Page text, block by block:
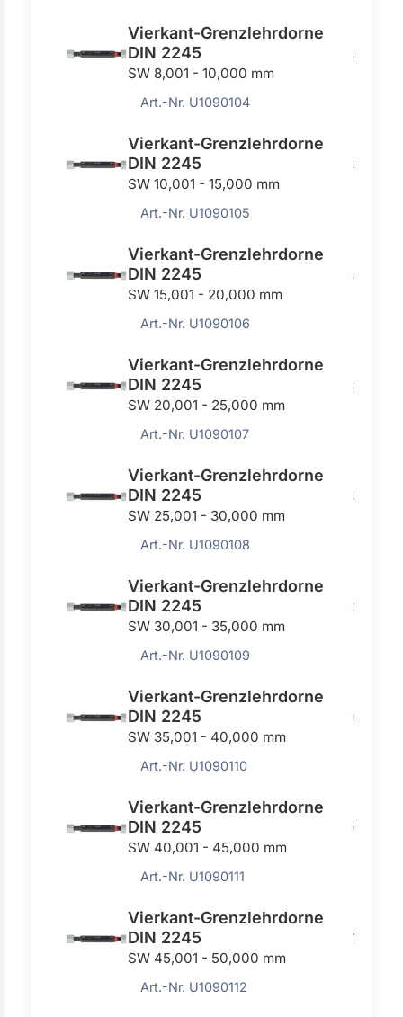
Vierkant-Grenzlehrdorne
DIN 2245
SW 8,001 - 10,000 mm
Art.-Nr. U1090104
Vierkant-Grenzlehrdorne
DIN 2245
SW 10,001 - 15,000 mm
Art.-Nr. U1090105
Vierkant-Grenzlehrdorne
DIN 2245
SW 15,001 - 20,000 mm
Art.-Nr. U1090106
Vierkant-Grenzlehrdorne
DIN 2245
SW 20,001 - 25,000 mm
Art.-Nr. U1090107
Vierkant-Grenzlehrdorne
DIN 2245
SW 25,001 - 30,000 mm
Art.-Nr. U1090108
Vierkant-Grenzlehrdorne
DIN 2245
SW 30,001 - 35,000 mm
Art.-Nr. U1090109
Vierkant-Grenzlehrdorne
DIN 2245
SW 35,001 - 40,000 mm
Art.-Nr. U1090110
Vierkant-Grenzlehrdorne
DIN 2245
SW 40,001 - 45,000 mm
Art.-Nr. U1090111
Vierkant-Grenzlehrdorne
DIN 2245
SW 45,001 - 50,000 mm
Art.-Nr. U1090112